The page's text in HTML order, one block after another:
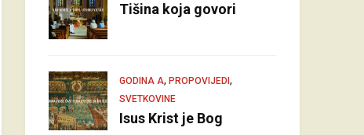
Tišina koja govori
GODINA A, PROPOVIJEDI ,
SVETKOVINE
Isus Krist je Bog